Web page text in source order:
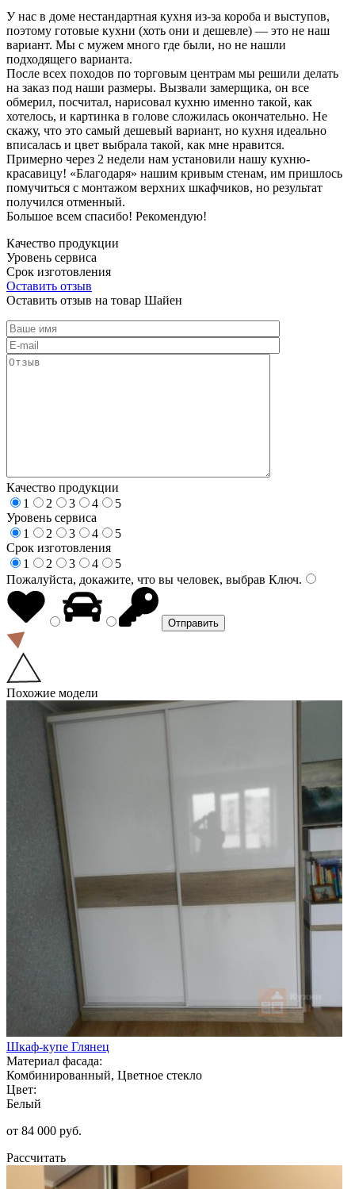
У нас в доме нестандартная кухня из-за короба и выступов,
поэтому готовые кухни (хоть они и дешевле) — это не наш
вариант. Мы с мужем много где были, но не нашли
подходящего варианта.
После всех походов по торговым центрам мы решили делать
на заказ под наши размеры. Вызвали замерщика, он все
обмерил, посчитал, нарисовал кухню именно такой, как
хотелось, и картинка в голове сложилась окончательно. Не
скажу, что это самый дешевый вариант, но кухня идеально
вписалась и цвет выбрала такой, как мне нравится.
Примерно через 2 недели нам установили нашу кухню-
красавицу! «Благодаря» нашим кривым стенам, им пришлось
помучиться с монтажом верхних шкафчиков, но результат
получился отменный.
Большое всем спасибо! Рекомендую!
Качество продукции
Уровень сервиса
Срок изготовления
Оставить отзыв
Оставить отзыв на товар Шайен
Качество продукции
1
2 3 4
5
Уровень сервиса
1
2 3 4
5
Срок изготовления
1
2 3 4
5
Пожалуйста, докажите, что вы человек, выбрав Ключ.
Похожие модели
Шкаф-купе Глянец
Материал фасада:
Комбинированный, Цветное стекло
Цвет:
Белый
от 84 000 руб.
Рассчитать